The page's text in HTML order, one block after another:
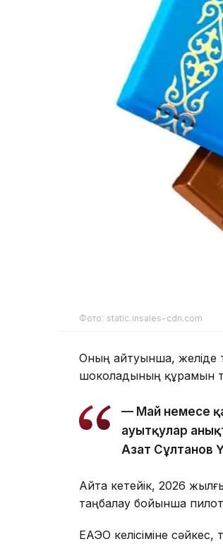
Фото: static.insales-cdn.com
Оның айтуынша, желіде
шоколадының құрамын
— Май немесе
ауытқулар
Азат Сұлтанов
Айта кетейік, 2026
таңбалау бойынша
ЕАЭО келісіміне сәйкес,